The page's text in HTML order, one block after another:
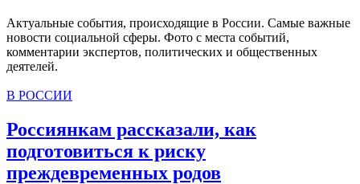
Актуальные события, происходящие в России. Самые важные
новости социальной сферы. Фото с места событий,
комментарии экспертов, политических и общественных
деятелей.
В РОССИИ
Россиянкам рассказали, как
подготовиться к риску
преждевременных родов